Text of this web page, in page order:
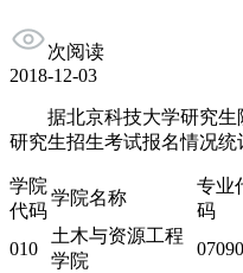
次阅读
2018-12-03
据北京科技大学研究生
研究生招生考试报名情况统
学院
代码
学院名称
专业
码
010
土木与资源工程
学院